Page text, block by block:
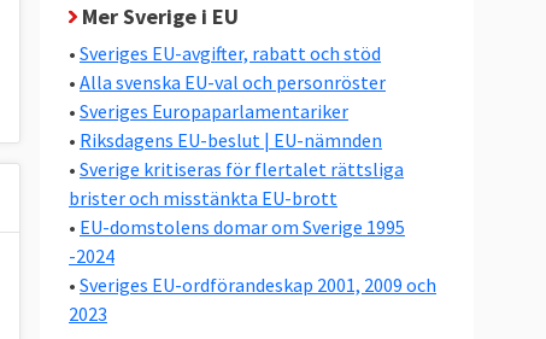
Mer Sverige i EU
• Sveriges EU-avgifter, rabatt och stöd
• Alla svenska EU-val och personröster
• Sveriges Europaparlamentariker
• Riksdagens EU-beslut | EU-nämnden
• Sverige kritiseras för flertalet rättsliga
brister och misstänkta EU-brott
• EU-domstolens domar om Sverige 1995
-2024
• Sveriges EU-ordförandeskap 2001, 2009 och
2023